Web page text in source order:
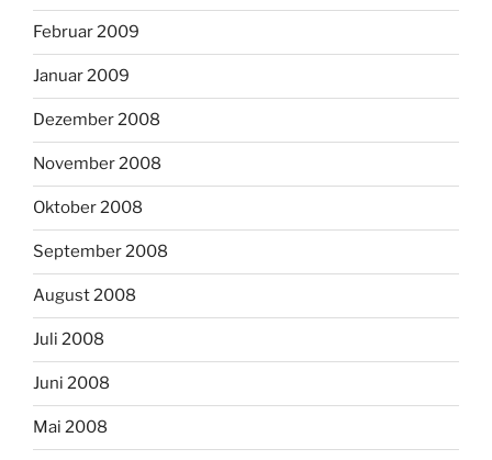
Februar 2009
Januar 2009
Dezember 2008
November 2008
Oktober 2008
September 2008
August 2008
Juli 2008
Juni 2008
Mai 2008